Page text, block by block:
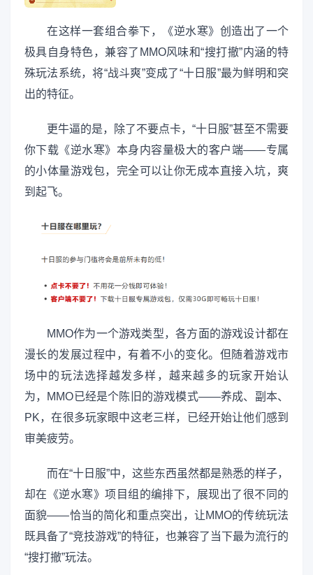
在这样一套组合拳下，《逆水寒》创造出了一个
极具自身特色，兼容了MMO风味和“搜打撤”内涵的特
殊玩法系统，将“战斗爽”变成了“十日服”最为鲜明和突
出的特征。
更牛逼的是，除了不要点卡，“十日服”甚至不需要
你下载《逆水寒》本身内容量极大的客户端——专属
的小体量游戏包，完全可以让你无成本直接入坑，爽
到起飞。
MMO作为一个游戏类型，各方面的游戏设计都在
漫长的发展过程中，有着不小的变化。但随着游戏市
场中的玩法选择越发多样，越来越多的玩家开始认
为，MMO已经是个陈旧的游戏模式——养成、副本、
PK，在很多玩家眼中这老三样，已经开始让他们感到
审美疲劳。
而在“十日服”中，这些东西虽然都是熟悉的样子，
却在《逆水寒》项目组的编排下，展现出了很不同的
面貌——恰当的简化和重点突出，让MMO的传统玩法
既具备了“竞技游戏”的特征，也兼容了当下最为流行的
“搜打撤”玩法。